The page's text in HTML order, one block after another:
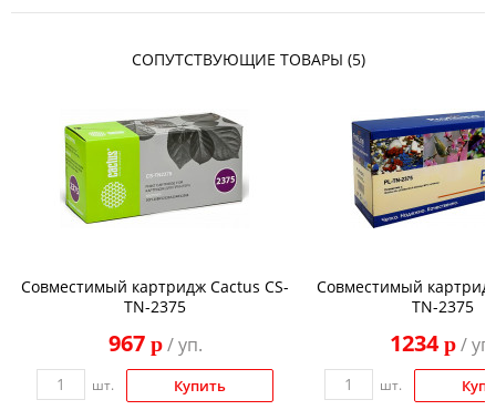
СОПУТСТВУЮЩИЕ ТОВАРЫ (5)
Совместимый картридж Cactus CS-
TN-2375
967 p/ уп.
шт. Купить
Совместимый
TN-2375
1234p/ уп.
шт.